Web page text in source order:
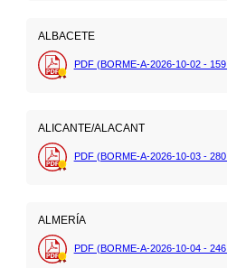
ALBACETE
PDF (BORME-A-2026-10-02 - 159
ALICANTE/ALACANT
PDF (BORME-A-2026-10-03 - 280
ALMERÍA
PDF (BORME-A-2026-10-04 - 246